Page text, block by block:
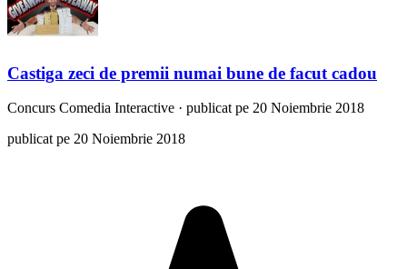
Castiga zeci de premii numai bune de facut cadou
Concurs Comedia Interactive · publicat pe 20 Noiembrie 2018
publicat pe 20 Noiembrie 2018